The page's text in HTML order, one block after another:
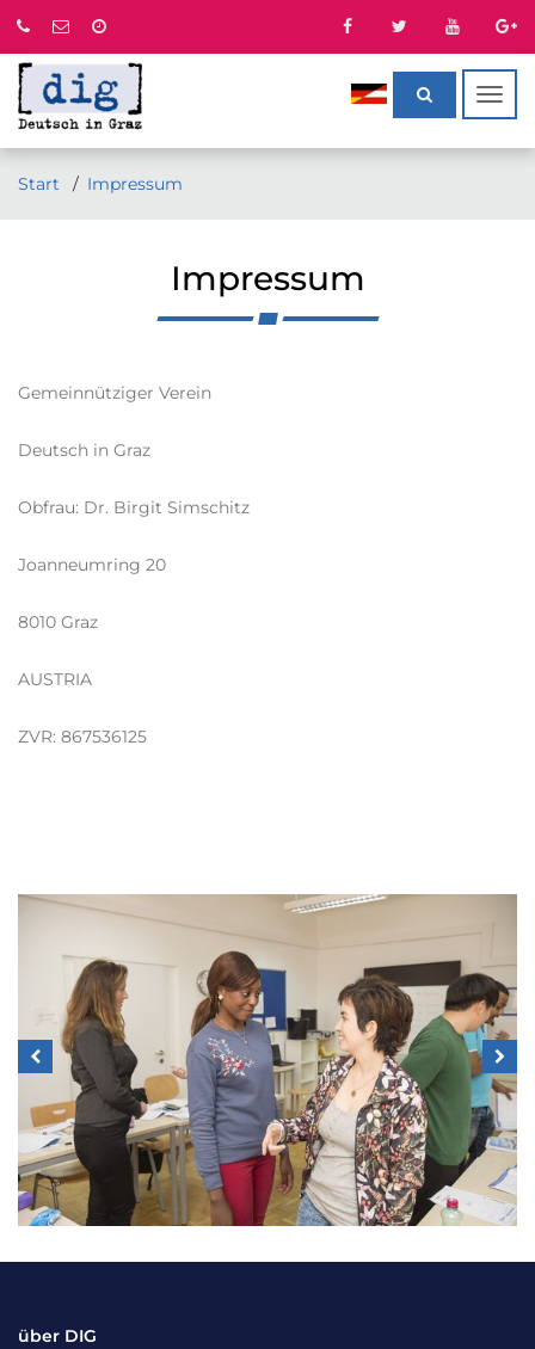
Start Impressum
Impressum
Gemeinnütziger Verein
Deutsch in Graz
Obfrau: Dr. Birgit Simschitz
Joanneumring 20
8010 Graz
AUSTRIA
ZVR: 867536125
über DIG